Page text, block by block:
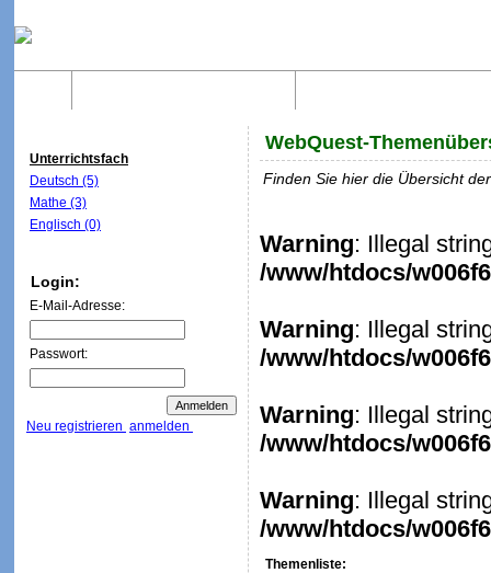
Unterrichtsfach
Deutsch (5)
Mathe (3)
Englisch (0)
Login:
E-Mail-Adresse:
Passwort:
Neu registrieren anmelden
WebQuest-
Finden Sie hier die Übersicht
Warning: Illegal
/www/htdocs/
Warning: Illegal
/www/htdocs/
Warning: Illegal
/www/htdocs/
Warning: Illegal
/www/htdocs/
Themenliste: